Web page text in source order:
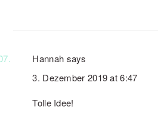
Hannah says
3. Dezember 2019 at 6:47
Tolle Idee!